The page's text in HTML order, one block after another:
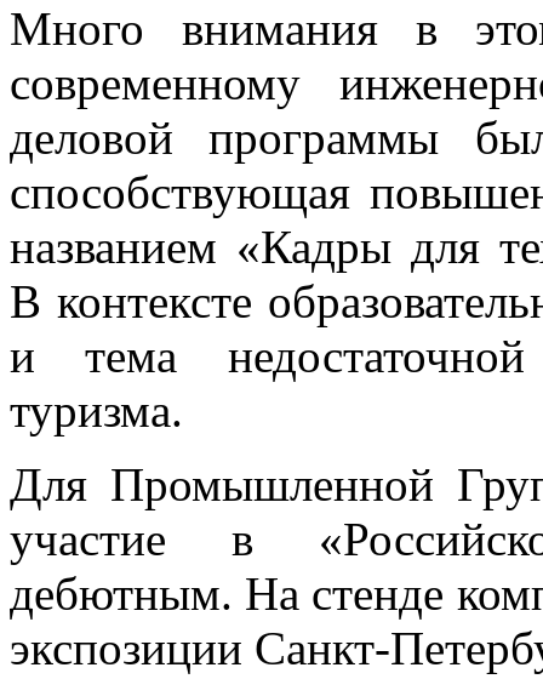
Много внимания в
современному
деловой программы
способствующая
названием «Кадры для
В контексте
и тема
туризма.
Для Промышленной
участие в
дебютным. На стенде
экспозиции Санкт-